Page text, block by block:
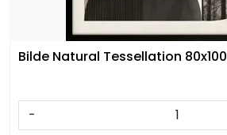
Bilde Natural Tessellation 80x100
-